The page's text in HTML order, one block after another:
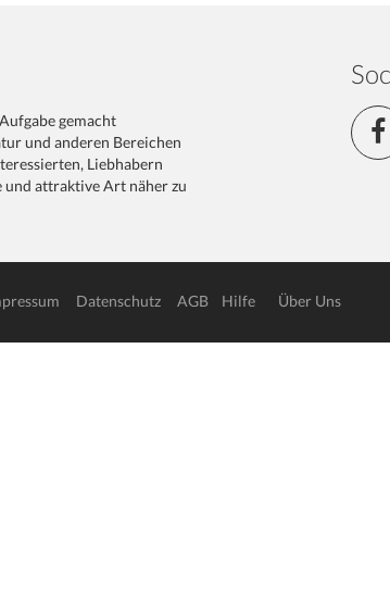
gemacht
und anderen Bereichen
Liebhabern
und attraktive Art näher zu
Datenschutz AGB Hilfe Über Uns